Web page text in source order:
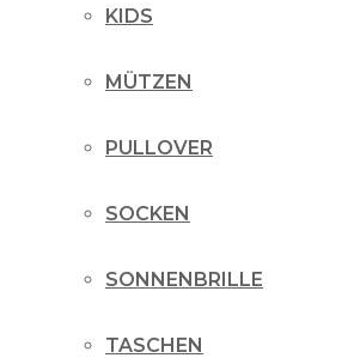
KIDS
MÜTZEN
PULLOVER
SOCKEN
SONNENBRILLE
TASCHEN